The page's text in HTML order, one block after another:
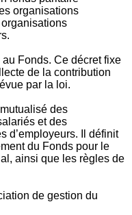
organisations
Fonds. Ce décret fixe
de la contribution
par la loi.
des
et des
d’employeurs. Il définit
du Fonds pour le
ainsi que les règles de
de gestion du